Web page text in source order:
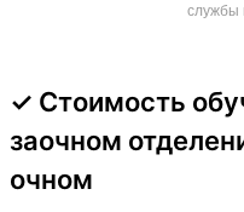
службы
✓ Стоимость
заочном
очном